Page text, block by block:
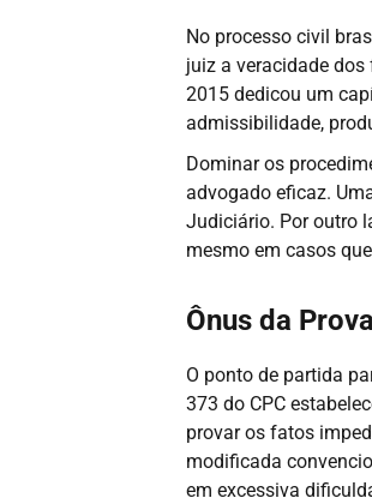
No processo civil
juiz a veracidade dos
2015 dedicou um
admissibilidade,
Dominar os
advogado eficaz.
Judiciário. Por outro
mesmo em casos
Ônus da
O ponto de partida
373 do CPC
provar os fatos
modificada
em excessiva